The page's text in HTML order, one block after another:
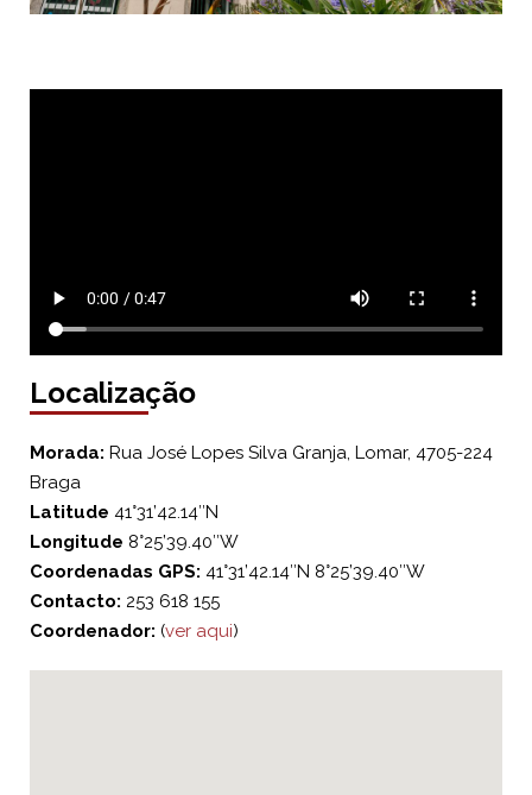
Localização
Morada: Rua José Lopes Silva Granja, Lomar, 4705-224
Braga
Latitude 41°31’42.14″N
Longitude 8°25’39.40″W
Coordenadas GPS: 41°31’42.14″N 8°25’39.40″W
Contacto: 253 618 155
Coordenador: (ver aqui)